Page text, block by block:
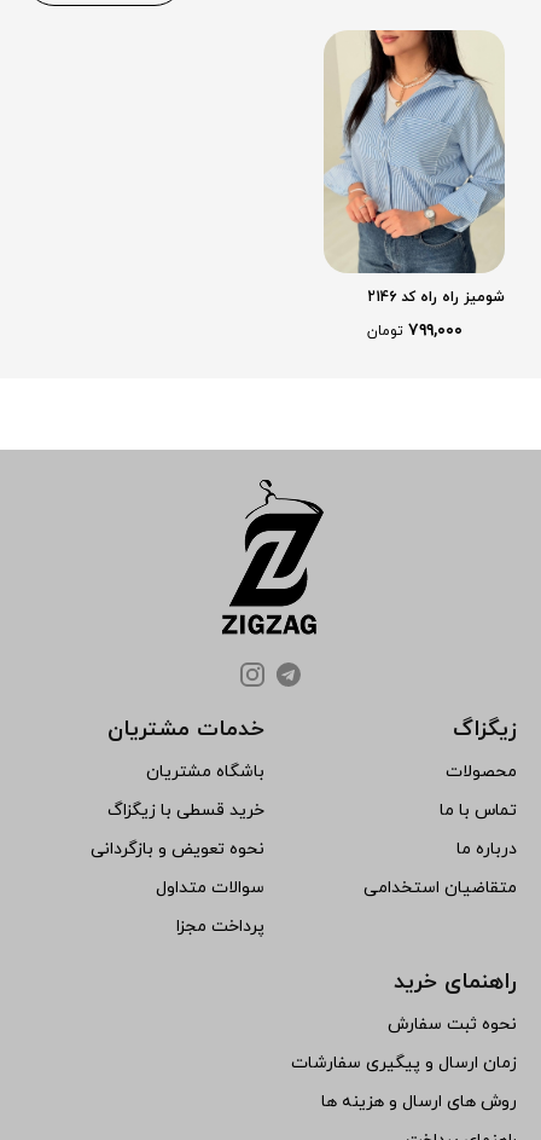
شومیز راه راه کد 2146
۷۹۹,۰۰۰ تومان
زیگزاگ
محصولات
تماس با ما
درباره ما
متقاضیان استخدامی
خدمات مشتریان
باشگاه مشتریان
خرید قسطی با زیگزاگ
نحوه تعویض و بازگردانی
سوالات متداول
پرداخت مجزا
راهنمای خرید
نحوه ثبت سفارش
زمان ارسال و پیگیری سفارشات
روش های ارسال و هزینه ها